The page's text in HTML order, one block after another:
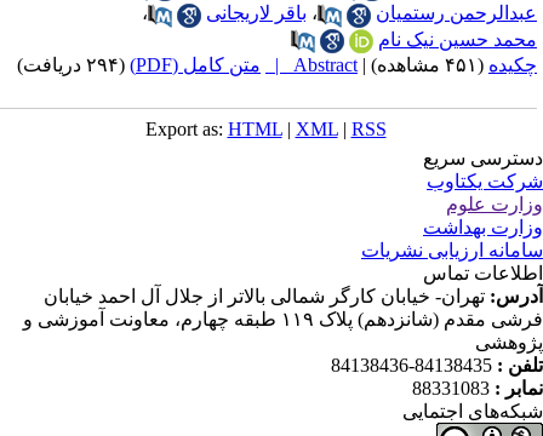
رستمیان
،باقر لاریجانی
،
حسین نیک نام
(۴۵۱ مشاهده) |
Abstract | متن کامل (PDF) (۲۹۴ دریافت)
Export as:HTML |XML |RSS
سریع
یکتاوب
علوم
بهداشت
ارزیابی نشریات
تماس
تهران- خیابان کارگر شمالی بالاتر از جلال آل احمد خیابان
فرشی مقدم (شانزدهم) پلاک ۱۱۹ طبقه چهارم، معاونت آموزشی و
:
84138435-84138436
:
88331083
اجتمایی